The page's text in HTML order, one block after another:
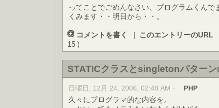
ってことでごめんなさい、プログラムくんで
くみます・・明日から・・。
コメントを書く | このエントリーのURL
15 )
STATICクラスとsingletonパターン
日曜日, 12月 24, 2006, 02:48 AM - PHP
久々にプログラマ的な内容を。